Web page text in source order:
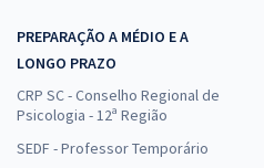
PREPARAÇÃO A MÉDIO E A
LONGO PRAZO
CRP SC - Conselho Regional de
Psicologia - 12ª Região
SEDF - Professor Temporário